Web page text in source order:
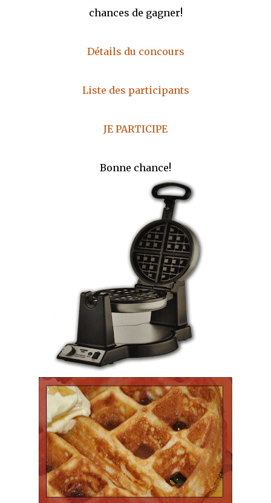
chances de gagner!
Détails du concours
Liste des participants
JE PARTICIPE
Bonne chance!